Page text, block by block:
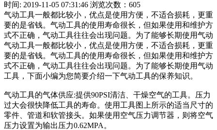
时间: 2019-11-05 07:31:46 浏览次数：605
气动工具一般都比较小，优点是使用方便，不适合损耗，更重
要的是省钱。气动工具的使用寿命很长，但如果使用和维护方
式不正确，气动工具往往会出现问题。为了能够长期使用气动
气动工具一般都比较小，优点是使用方便，不适合损耗，更重
要的是省钱。气动工具的使用寿命很长，但如果使用和维护方
式不正确，气动工具往往会出现问题。为了能够长期使用气动
工具，下面小编为您简要介绍一下气动工具的保养知识。
气动工具的气体供应:提供90PSI清洁、干燥空气的工具。压力
过大会很快降低工具的寿命。使用工具图上所示的适当尺寸的
零件、管道和软管接头。如果使用空气压力调节器，则将空气
压力设置为输出压力0.62MPA。